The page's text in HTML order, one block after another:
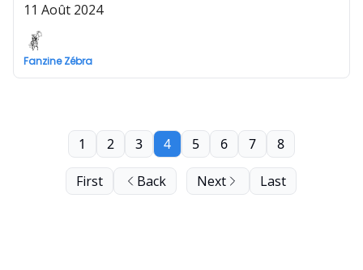
11 Août 2024
Fanzine Zébra
First Back
1 2 3 4 5 6 7 8
Next Last